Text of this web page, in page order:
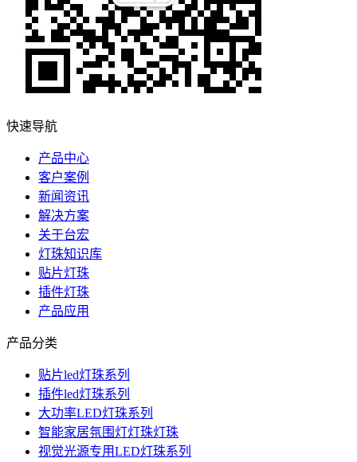
快速导航
产品中心
客户案例
新闻资讯
解决方案
关于台宏
灯珠知识库
贴片灯珠
插件灯珠
产品应用
产品分类
贴片led灯珠系列
插件led灯珠系列
大功率LED灯珠系列
智能家居氛围灯灯珠灯珠
视觉光源专用LED灯珠系列